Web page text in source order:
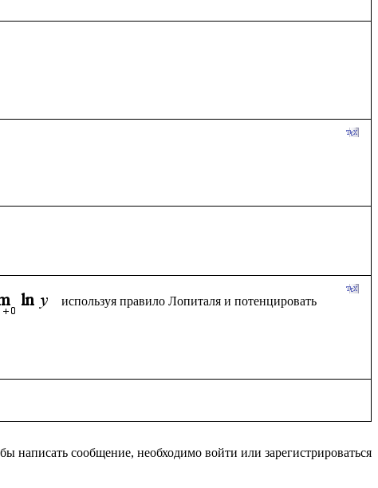
используя правило Лопиталя и потенцировать
написать сообщение, необходимо войти или зарегистрироваться